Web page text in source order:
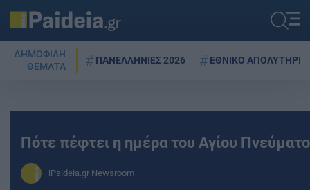
ΔΗΜΟΦΙΛΗ
ΘΕΜΑΤΑ
ΠΑΝΕΛΛΗΝΙΕΣ 2026 ΕΘΝΙΚΟ ΑΠΟΛΥΤΗΡΙΟ
Πότε πέφτει η ημέρα του Αγίου
iPaideia.gr Newsroom